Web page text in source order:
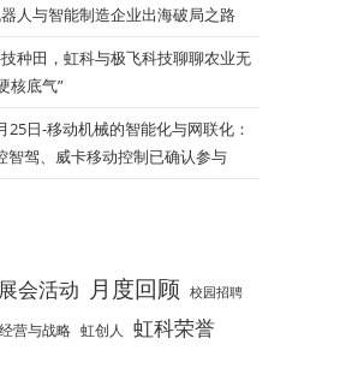
人与智能制造企业出海破局之路
种田，虹科与极飞科技聊聊农业无
核底气”
25日-移动机械的智能化与网联化：
智驾、威卡移动控制已确认参与
展会活动 月度回顾 校园招聘
经营与战略 虹创人 虹科荣誉